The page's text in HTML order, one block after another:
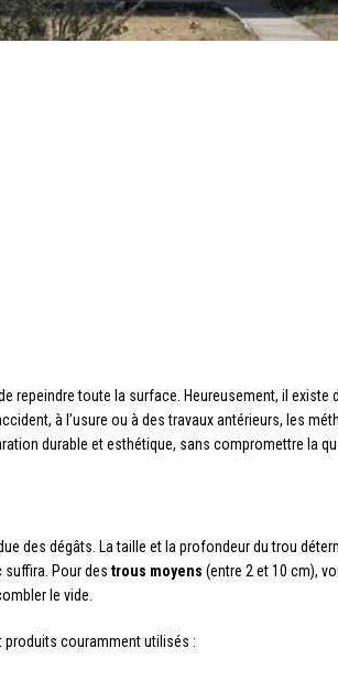
repeindre toute la surface. Heureusement, il
à l’usure ou à des travaux antérieurs, les
durable et esthétique, sans compromettre la
des dégâts. La taille et la profondeur du trou
Pour des trous moyens (entre 2 et 10 cm),
le vide.
produits couramment utilisés :